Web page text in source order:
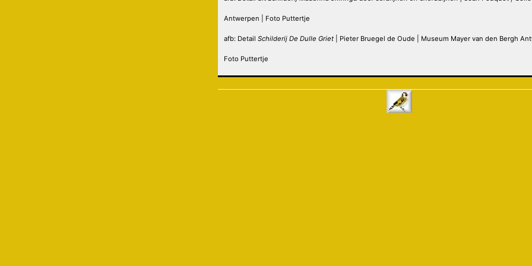
Antwerpen | Foto Puttertje
afb: Detail Schilderij De Dulle Griet | Pieter Bruegel de Oude | Museum Mayer van den Bergh
Foto Puttertje